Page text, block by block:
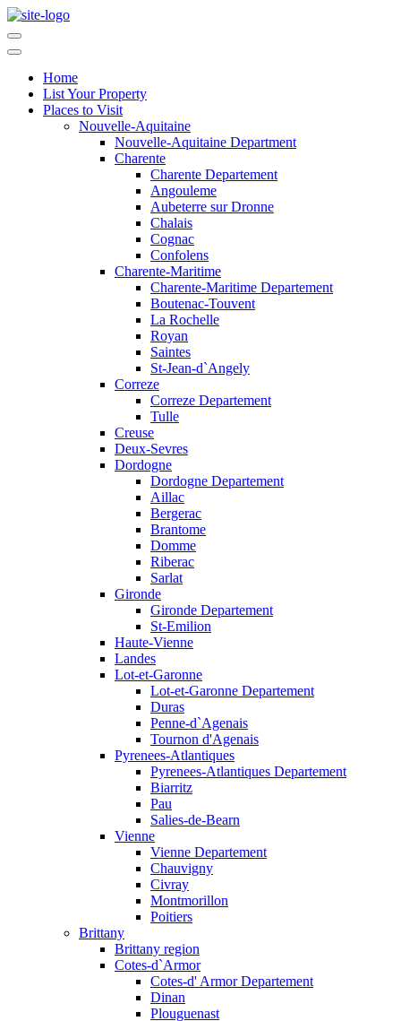
Home
List Your Property
Places to Visit
Nouvelle-Aquitaine
Nouvelle-Aquitaine Department
Charente
Charente Departement
Angouleme
Aubeterre sur Dronne
Chalais
Cognac
Confolens
Charente-Maritime
Charente-Maritime Departement
Boutenac-Touvent
La Rochelle
Royan
Saintes
St-Jean-d`Angely
Correze
Correze Departement
Tulle
Creuse
Deux-Sevres
Dordogne
Dordogne Departement
Aillac
Bergerac
Brantome
Domme
Riberac
Sarlat
Gironde
Gironde Departement
St-Emilion
Haute-Vienne
Landes
Lot-et-Garonne
Lot-et-Garonne Departement
Duras
Penne-d`Agenais
Tournon d'Agenais
Pyrenees-Atlantiques
Pyrenees-Atlantiques Departement
Biarritz
Pau
Salies-de-Bearn
Vienne
Vienne Departement
Chauvigny
Civray
Montmorillon
Poitiers
Brittany
Brittany region
Cotes-d`Armor
Cotes-d' Armor Departement
Dinan
Plouguenast